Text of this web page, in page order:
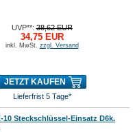
UVP**:38,62 EUR
34,75 EUR
inkl. MwSt. zzgl. Versand
JETZT KAUFEN
Lieferfrist 5 Tage*
10 Steckschlüssel-Einsatz D6k.